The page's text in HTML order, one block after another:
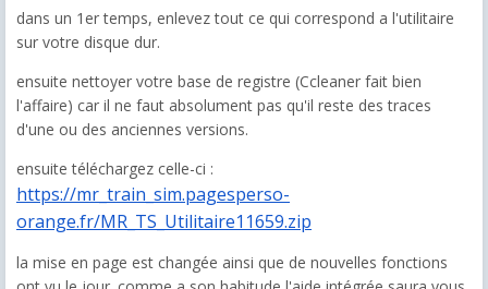
dans un 1er temps, enlevez tout ce qui correspond a l'utilitaire
sur votre disque dur.
ensuite nettoyer votre base de registre (Ccleaner fait bien
l'affaire) car il ne faut absolument pas qu'il reste des traces
d'une ou des anciennes versions.
ensuite téléchargez celle-ci :
https://mr_train_sim.pagesperso-
orange.fr/MR_TS_Utilitaire11659.zip
la mise en page est changée ainsi que de nouvelles fonctions